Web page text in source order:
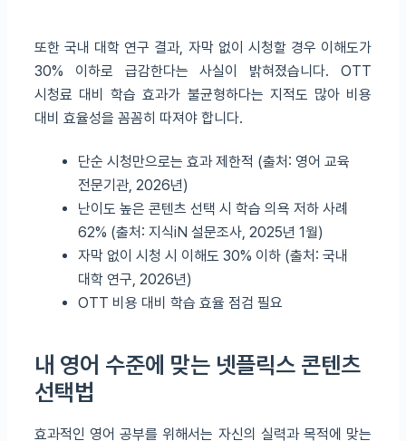
또한 국내 대학 연구 결과, 자막 없이 시청할 경우 이해도가
30% 이하로 급감한다는 사실이 밝혀졌습니다. OTT
시청료 대비 학습 효과가 불균형하다는 지적도 많아 비용
대비 효율성을 꼼꼼히 따져야 합니다.
단순 시청만으로는 효과 제한적 (출처: 영어 교육
전문기관, 2026년)
난이도 높은 콘텐츠 선택 시 학습 의욕 저하 사례
62% (출처: 지식iN 설문조사, 2025년 1월)
자막 없이 시청 시 이해도 30% 이하 (출처: 국내
대학 연구, 2026년)
OTT 비용 대비 학습 효율 점검 필요
내 영어 수준에 맞는 넷플릭스 콘텐츠
선택법
효과적인 영어 공부를 위해서는 자신의 실력과 목적에 맞는